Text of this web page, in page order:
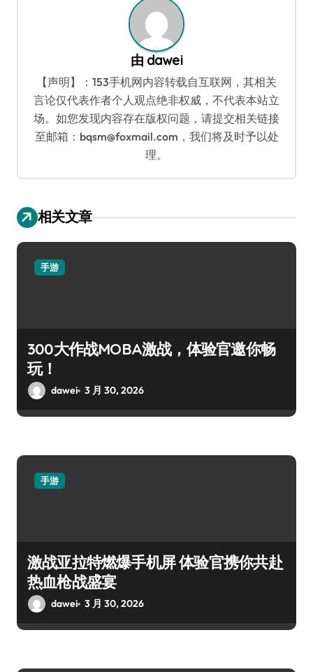
由 dawei
【声明】：153手机网内容转载自互联网，其相关
言论仅代表作者个人观点绝非权威，不代表本站立
场。如您发现内容存在版权问题，请提交相关链接
至邮箱：bqsm@foxmail.com，我们将及时予以处
理。
相关文章
手游
300大作战MOBA激战，体验官邀你畅
玩！
dawei 3 月 30, 2026
手游
激战亚拉特燃爆手机屏 体验官携你共赴
热血枪战盛宴
dawei 3 月 30, 2026